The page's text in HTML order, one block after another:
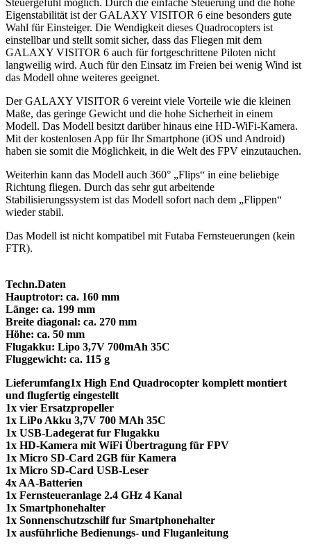
Eigenstabilität ist der GALAXY VISITOR 6 eine besonders gute
Wahl für Einsteiger. Die Wendigkeit dieses Quadrocopters ist
einstellbar und stellt somit sicher, dass das Fliegen mit dem
GALAXY VISITOR 6 auch für fortgeschrittene Piloten nicht
langweilig wird. Auch für den Einsatz im Freien bei wenig Wind ist
das Modell ohne weiteres geeignet.
Der GALAXY VISITOR 6 vereint viele Vorteile wie die kleinen
Maße, das geringe Gewicht und die hohe Sicherheit in einem
Modell. Das Modell besitzt darüber hinaus eine HD-WiFi-Kamera.
Mit der kostenlosen App für Ihr Smartphone (iOS und Android)
haben sie somit die Möglichkeit, in die Welt des FPV einzutauchen.
Weiterhin kann das Modell auch 360° „Flips“ in eine beliebige
Richtung fliegen. Durch das sehr gut arbeitende
Stabilisierungssystem ist das Modell sofort nach dem „Flippen“
wieder stabil.
Das Modell ist nicht kompatibel mit Futaba Fernsteuerungen (kein
FTR).
Techn.Daten
Hauptrotor: ca. 160 mm
Länge: ca. 199 mm
Breite diagonal: ca. 270 mm
Höhe: ca. 50 mm
Flugakku: Lipo 3,7V 700mAh 35C
Fluggewicht: ca. 115 g
Lieferumfang1x High End Quadrocopter komplett montiert
und flugfertig eingestellt
1x vier Ersatzpropeller
1x LiPo Akku 3,7V 700 MAh 35C
1x USB-Ladegerat fur Flugakku
1x HD-Kamera mit WiFi Übertragung für FPV
1x Micro SD-Card 2GB für Kamera
1x Micro SD-Card USB-Leser
4x AA-Batterien
1x Fernsteueranlage 2.4 GHz 4 Kanal
1x Smartphonehalter
1x Sonnenschutzschilf fur Smartphonehalter
1x ausführliche Bedienungs- und Fluganleitung